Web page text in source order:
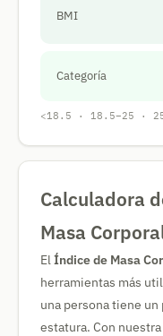
BMI
Categoría
<18.5 · 18.5–25 ·
Calculadora
Masa
ElÍndice de Masa
herramientas más
una persona tiene
estatura. Con nuestra